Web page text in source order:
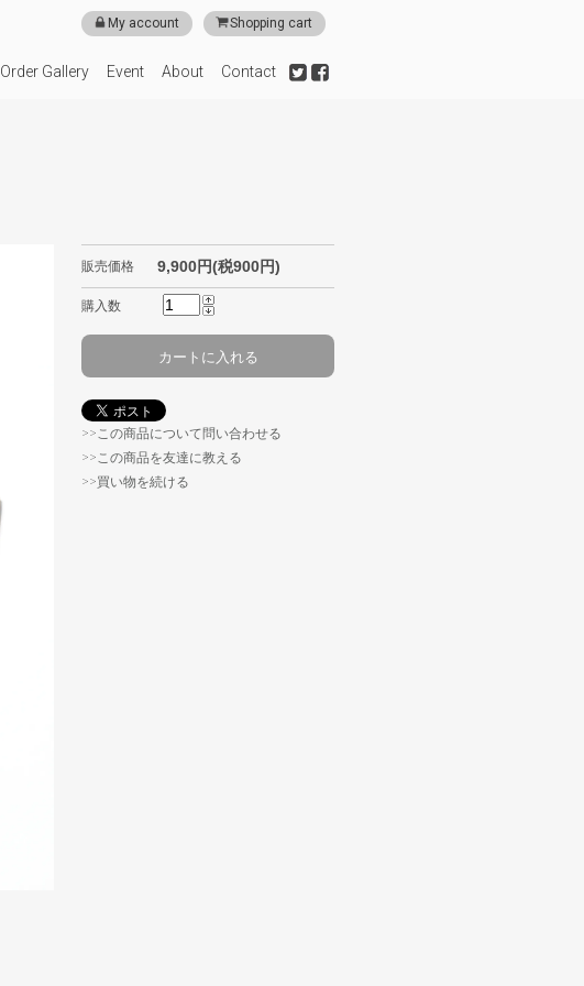
My account Shopping cart
Order Gallery Event About Contact
販売価格 9,900円(税900円)
購入数
この商品について問い合わせる
この商品を友達に教える
買い物を続ける